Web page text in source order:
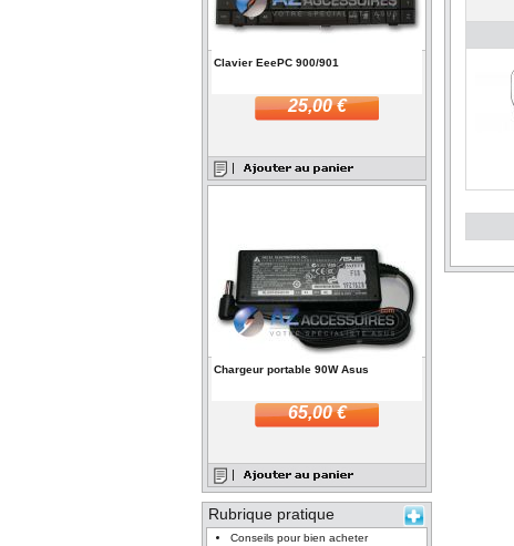
Clavier EeePC 900/901
25,00 €
Chargeur portable 90W Asus
65,00 €
Rubrique pratique
Conseils pour bien acheter